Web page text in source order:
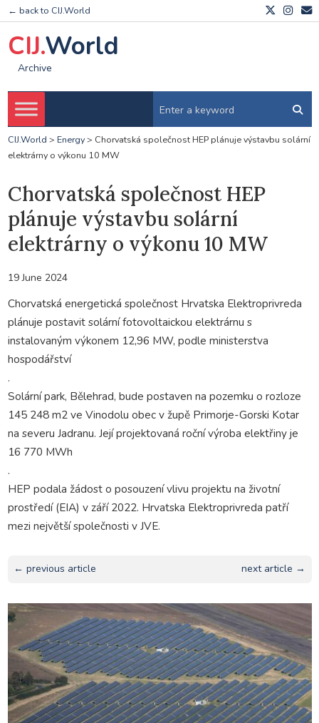
← back to CIJ.World
CIJ.World
Archive
CIJ.World > Energy> Chorvatská společnost HEP plánuje výstavbu solární
elektrárny o výkonu 10 MW
Chorvatská společnost HEP
plánuje výstavbu solární
elektrárny o výkonu 10 MW
19 June 2024
Chorvatská energetická společnost Hrvatska Elektroprivreda
plánuje postavit solární fotovoltaickou elektrárnu s
instalovaným výkonem 12,96 MW, podle ministerstva
hospodářství
.
Solární park, Bělehrad, bude postaven na pozemku o rozloze
145 248 m2 ve Vinodolu obec v župě Primorje-Gorski Kotar
na severu Jadranu. Její projektovaná roční výroba elektřiny je
16 770 MWh
.
HEP podala žádost o posouzení vlivu projektu na životní
prostředí (EIA) v září 2022. Hrvatska Elektroprivreda patří
mezi největší společnosti v JVE.
← previous article next article →